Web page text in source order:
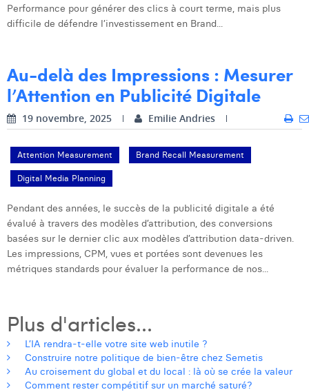
Performance pour générer des clics à court terme, mais plus
difficile de défendre l’investissement en Brand...
Au-delà des Impressions : Mesurer
l’Attention en Publicité Digitale
19 novembre, 2025 Emilie Andries
Attention Measurement Brand Recall Measurement
Digital Media Planning
Pendant des années, le succès de la publicité digitale a été
évalué à travers des modèles d’attribution, des conversions
basées sur le dernier clic aux modèles d’attribution data-driven.
Les impressions, CPM, vues et portées sont devenues les
métriques standards pour évaluer la performance de nos...
Plus d'articles...
L’IA rendra-t-elle votre site web inutile ?
Construire notre politique de bien-être chez Semetis
Au croisement du global et du local : là où se crée la valeur
Comment rester compétitif sur un marché saturé?